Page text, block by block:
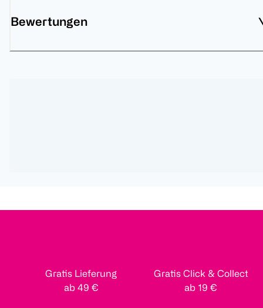
Bewertungen
Gratis Lieferung
ab 49 €
Gratis Click & Collect
ab 19 €